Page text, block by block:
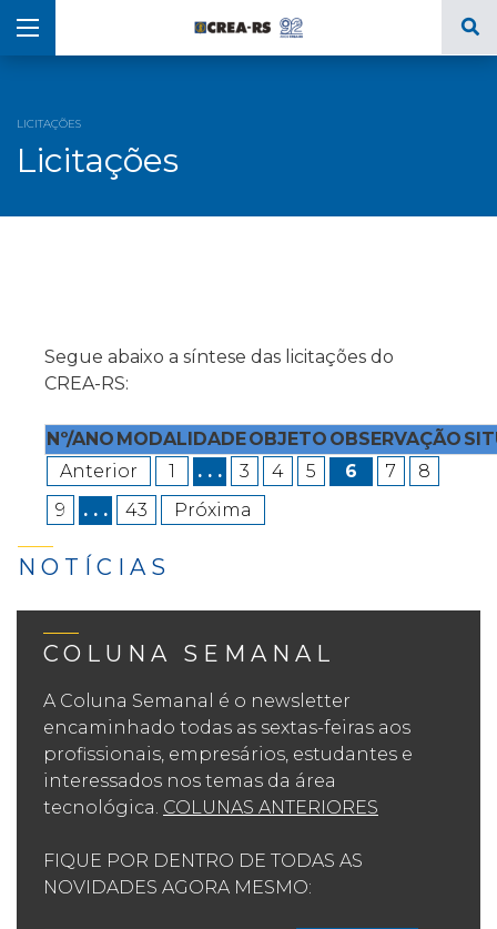
LICITAÇÕES
Licitações
Segue abaixo a síntese das licitações do
CREA-RS:
Nº/ANO MODALIDADEOBJETO OBSERVAÇÃO
Anterior
1 . . . 3 4 5 6 7
8
9
. . . 43 Próxima
NOTÍCIAS
COLUNA SEMANAL
A Coluna Semanal é o newsletter
encaminhado todas as sextas-feiras aos
profissionais, empresários, estudantes e
interessados nos temas da área
tecnológica. COLUNAS ANTERIORES
FIQUE POR DENTRO DE TODAS AS
NOVIDADES AGORA MESMO: